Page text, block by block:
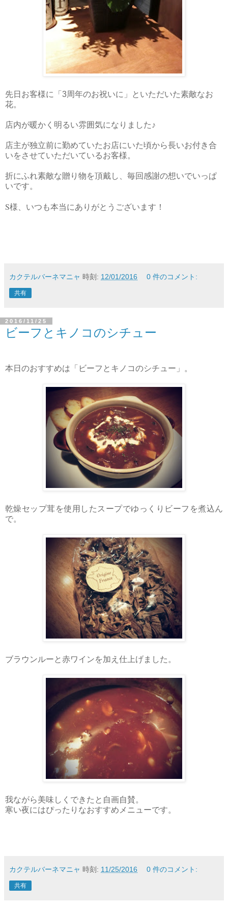
先日お客様に「3周年のお祝いに」といただいた素敵なお
花。
店内が暖かく明るい雰囲気になりました♪
店主が独立前に勤めていたお店にいた頃から長いお付き合
いをさせていただいているお客様。
折にふれ素敵な贈り物を頂戴し、毎回感謝の想いでいっぱ
いです。
S様、いつも本当にありがとうございます！
カクテルバーネマニャ 時刻: 12/01/2016 0 件のコメント:
共有
2016/11/25
ビーフとキノコのシチュー
本日のおすすめは「ビーフとキノコのシチュー」。
乾燥セップ茸を使用したスープでゆっくりビーフを煮込ん
で。
ブラウンルーと赤ワインを加え仕上げました。
我ながら美味しくできたと自画自賛。
寒い夜にはぴったりなおすすめメニューです。
カクテルバーネマニャ 時刻: 11/25/2016 0 件のコメント:
共有